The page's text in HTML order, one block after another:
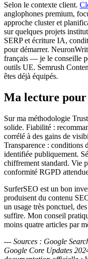
Selon le contexte client.
anglophones premium,
approche cluster et
sur quelques projets
SERP et écriture IA,
pour démarrer.
français — je le conseille
outils UE. Semrush
êtes déjà équipés.
Ma lecture
Sur ma méthodologie
solide. Fiabilité :
corrélé à des gains de
Transparence : conditions
identifiée publiquement.
chiffrement standard. Vie
conformité RGPD
SurferSEO est un bon
produisent du contenu
un usage très ponctuel,
suffire. Mon conseil
moins quatre articles par
--- Sources : Google
Google Core Updates